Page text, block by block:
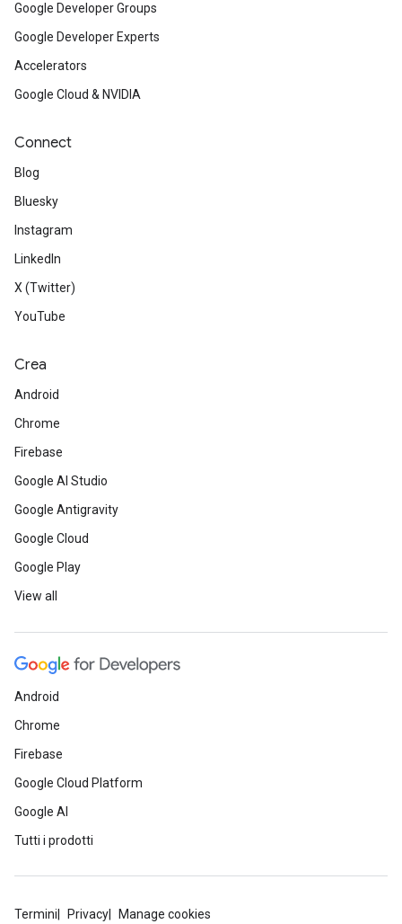
Google Developer Groups
Google Developer Experts
Accelerators
Google Cloud & NVIDIA
Connect
Blog
Bluesky
Instagram
LinkedIn
X (Twitter)
YouTube
Crea
Android
Chrome
Firebase
Google AI Studio
Google Antigravity
Google Cloud
Google Play
View all
Android
Chrome
Firebase
Google Cloud Platform
Google AI
Tutti i prodotti
Termini Privacy Manage cookies